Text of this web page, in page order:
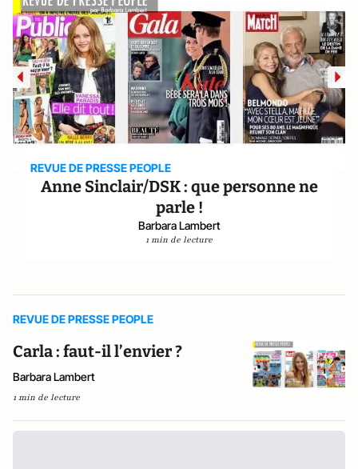
REVUE DE PRESSE PEOPLE
Anne Sinclair/DSK : que personne ne
parle !
Barbara Lambert
1 min de lecture
REVUE DE PRESSE PEOPLE
Carla : faut-il l’envier ?
Barbara Lambert
1 min de lecture